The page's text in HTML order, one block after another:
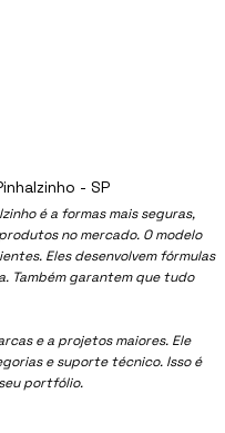
é a formas mais seguras,
no mercado. O modelo
Eles desenvolvem fórmulas
Também garantem que tudo
e a projetos maiores. Ele
e suporte técnico. Isso é
portfólio.
- SP